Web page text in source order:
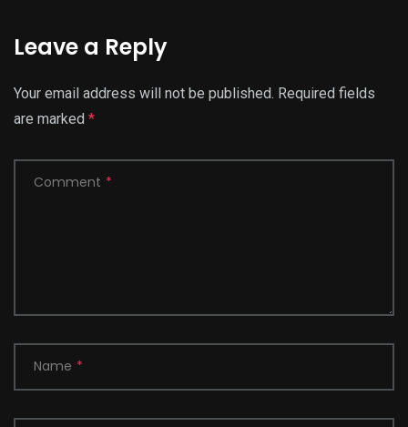
Leave a Reply
Your email address will not be published. Required fields
are marked *
Comment *
Name *